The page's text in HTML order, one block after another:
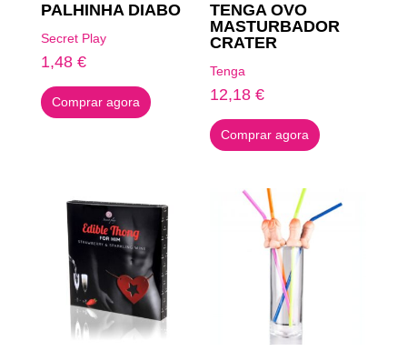
PALHINHA DIABO
Secret Play
1,48 €
Comprar agora
TENGA OVO
MASTURBADOR
CRATER
Tenga
12,18€
Comprar agora